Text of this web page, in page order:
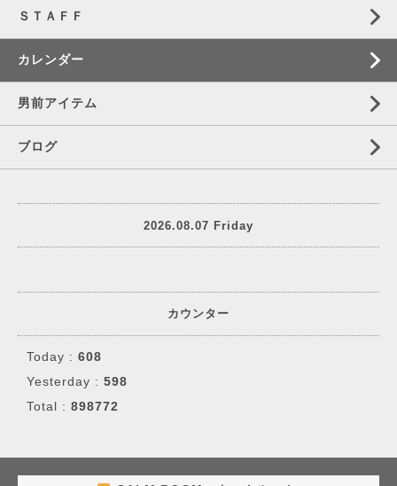
ＳＴＡＦＦ
カレンダー
男前アイテム
ブログ
2026.08.07 Friday
カウンター
Today : 608
Yesterday : 598
Total : 898772